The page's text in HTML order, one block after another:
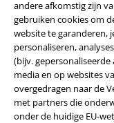
andere afkomstig zijn
gebruiken cookies om
website te garanderen,
personaliseren,
(bijv.
media en op websites
overgedragen naar de
met partners die
onder de huidige EU-
Legal
Algemene Voorwaarden